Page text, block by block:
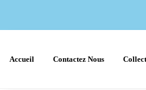
Accueil Contactez Nous